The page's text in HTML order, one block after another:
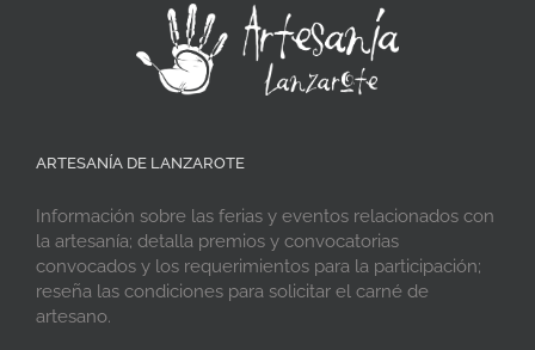
ARTESANÍA DE LANZAROTE
Información sobre las ferias y eventos relacionados con
la artesanía; detalla premios y convocatorias
convocados y los requerimientos para la participación;
reseña las condiciones para solicitar el carné de
artesano.